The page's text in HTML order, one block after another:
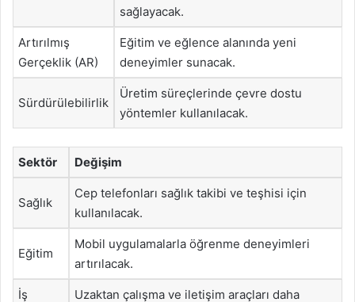
sağlayacak.
Artırılmış
Gerçeklik (AR)
Eğitim ve eğlence alanında yeni
deneyimler sunacak.
Sürdürülebilirlik
Üretim süreçlerinde çevre dostu
yöntemler kullanılacak.
Sektör Değişim
Sağlık
Cep telefonları sağlık takibi ve teşhisi için
kullanılacak.
Eğitim
Mobil uygulamalarla öğrenme deneyimleri
artırılacak.
İş
Uzaktan çalışma ve iletişim araçları daha